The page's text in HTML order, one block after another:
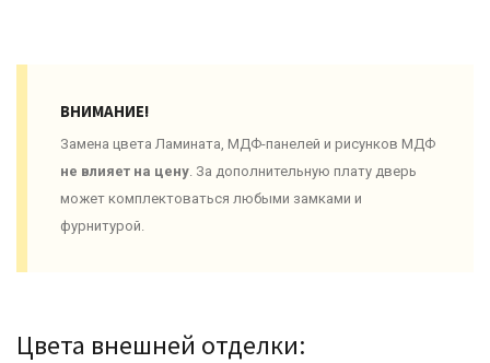
ВНИМАНИЕ!
Замена цвета Ламината, МДФ-панелей и рисунков МДФ
не влияет на цену. За дополнительную плату дверь
может комплектоваться любыми замками и
фурнитурой.
Цвета внешней отделки: